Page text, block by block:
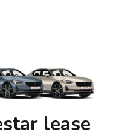
lease